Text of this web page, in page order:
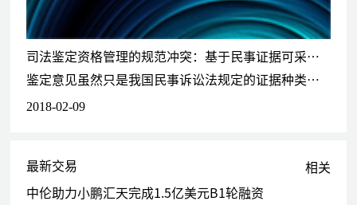
代理特斯拉汽车销售公司解决多起买卖合同纠纷案件
代理国药控股旗下公司解决多起与经销商、下游客户之间的买卖
代理天方健（中国）药业有限公司（李锦记健康产品集团成员）
解决多起与下游客户之间的买卖合同纠纷案件
代理安费诺公司处理其在国内的多起买卖合同纠纷案件
合同纠纷
同纠纷
司法鉴定资格管理的规范冲突：基于民事证据可采性的分析
鉴定意见虽然只是我国民事诉讼法规定的证据种类之一，但实践中法院往往高度依赖其结论认定案件事实。作为意见证据，鉴定意见的证明力也以可采性（或称证据能力）为基础和前提，但由于现行法律、地方法规和部门规章对
2018-02-09
最新交易 相关
中伦助力小鹏汇天完成1.5亿美元B1轮融资